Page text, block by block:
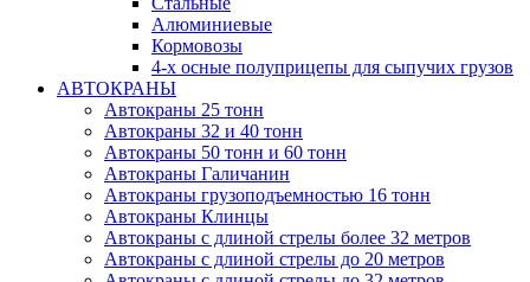
Алюминиевые
Кормовозы
4-х осные полуприцепы для сыпучих грузов
АВТОКРАНЫ
Автокраны 25 тонн
Автокраны 32 и 40 тонн
Автокраны 50 тонн и 60 тонн
Автокраны Галичанин
Автокраны грузоподъемностью 16 тонн
Автокраны Клинцы
Автокраны с длиной стрелы более 32 метров
Автокраны с длиной стрелы до 20 метров